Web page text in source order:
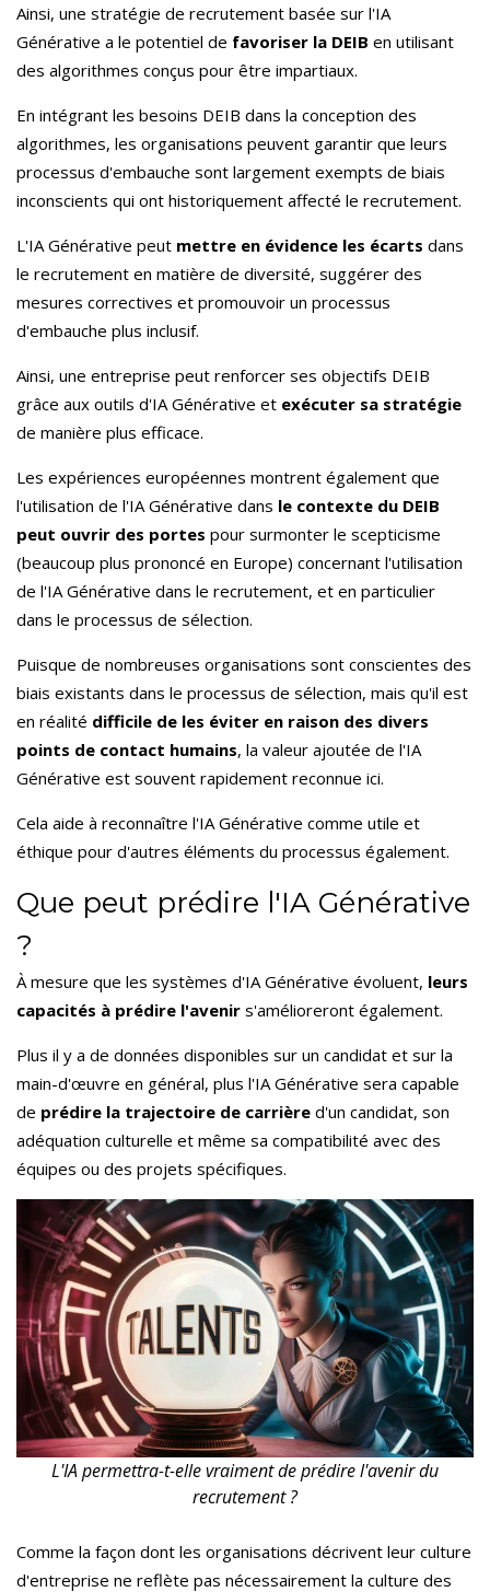
Ainsi, une stratégie de recrutement basée sur l'IA
Générative a le potentiel de favoriser la DEIB en utilisant
des algorithmes conçus pour être impartiaux.
En intégrant les besoins DEIB dans la conception des
algorithmes, les organisations peuvent garantir que leurs
processus d'embauche sont largement exempts de biais
inconscients qui ont historiquement affecté le recrutement.
L'IA Générative peut mettre en évidence les écarts dans
le recrutement en matière de diversité, suggérer des
mesures correctives et promouvoir un processus
d'embauche plus inclusif.
Ainsi, une entreprise peut renforcer ses objectifs DEIB
grâce aux outils d'IA Générative et exécuter sa stratégie
de manière plus efficace.
Les expériences européennes montrent également que
l'utilisation de l'IA Générative dans le contexte du DEIB
peut ouvrir des portes pour surmonter le scepticisme
(beaucoup plus prononcé en Europe) concernant l'utilisation
de l'IA Générative dans le recrutement, et en particulier
dans le processus de sélection.
Puisque de nombreuses organisations sont conscientes des
biais existants dans le processus de sélection, mais qu'il est
en réalité difficile de les éviter en raison des divers
points de contact humains, la valeur ajoutée de l'IA
Générative est souvent rapidement reconnue ici.
Cela aide à reconnaître l'IA Générative comme utile et
éthique pour d'autres éléments du processus également.
Que peut prédire l'IA Générative
?
À mesure que les systèmes d'IA Générative évoluent, leurs
capacités à prédire l'avenir s'amélioreront également.
Plus il y a de données disponibles sur un candidat et sur la
main-d'œuvre en général, plus l'IA Générative sera capable
de prédire la trajectoire de carrière d'un candidat, son
adéquation culturelle et même sa compatibilité avec des
équipes ou des projets spécifiques.
L'IA permettra-t-elle vraiment de prédire l'avenir du
recrutement ?
Comme la façon dont les organisations décrivent leur culture
d'entreprise ne reflète pas nécessairement la culture des